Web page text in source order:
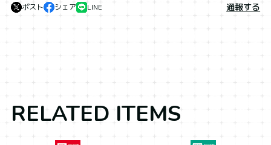
ポスト シェア LINE 通報する
RELATED ITEMS